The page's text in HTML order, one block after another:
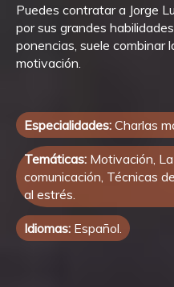
Puedes contratar a Jorge
por sus grandes
ponencias, suele combinar
motivación.
Especialidades: Charlas
Temáticas: Motivación,
comunicación, Técnicas
al estrés.
Idiomas: Español.